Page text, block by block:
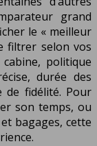
grand
le « meilleur
filtrer selon vos
politique
durée des
de fidélité. Pour
son temps, ou
bagages, cette